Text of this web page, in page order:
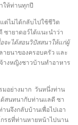
ให้ท่านทุกปี
ต่ไม่ได้กลับไปใช้ชีวิต
ซายาดอว์ได้แนะนำว่า
จะได้สอนวิปัสสนาให้แก่ผู้
ยนาของครอบครัว และ
างหญิงชาวบ้านทำอาหาร
มอย่างมาก วันหนึ่งท่าน
สนทนากับท่านแลดี ซา
จึงกลับบ้านเพื่อไปเอา
รธที่ท่านหายหน้าไปนาน